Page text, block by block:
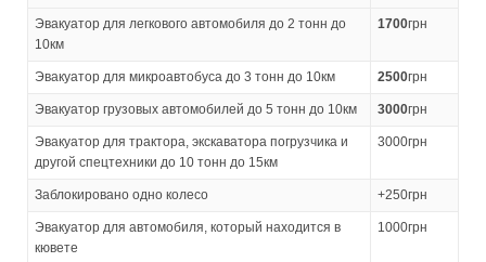
Эвакуатор для легкового автомобиля до 2 тонн до
10км
1700грн
Эвакуатор для микроавтобуса до 3 тонн до 10км 2500грн
Эвакуатор грузовых автомобилей до 5 тонн до 10км 3000грн
Эвакуатор для трактора, экскаватора погрузчика и
другой спецтехники до 10 тонн до 15км
3000грн
Заблокировано одно колесо +250грн
Эвакуатор для автомобиля, который находится в
кювете
1000грн